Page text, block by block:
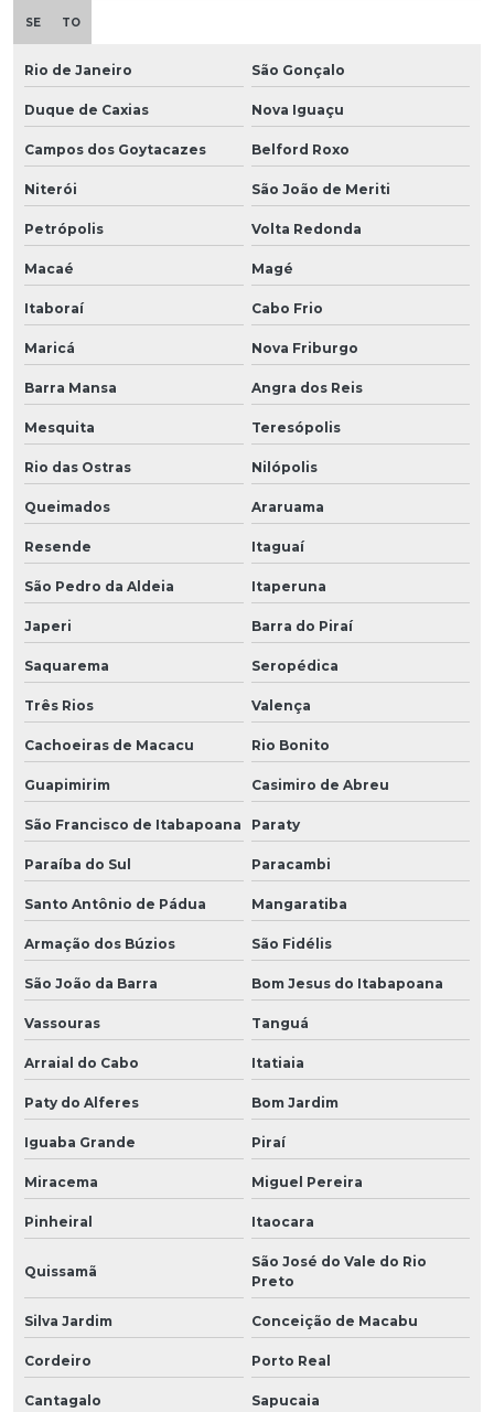
SE TO
Rio de Janeiro São Gonçalo
Duque de Caxias Nova Iguaçu
Campos dos Goytacazes Belford Roxo
Niterói São João de Meriti
Petrópolis Volta Redonda
Macaé Magé
Itaboraí Cabo Frio
Maricá Nova Friburgo
Barra Mansa Angra dos Reis
Mesquita Teresópolis
Rio das Ostras Nilópolis
Queimados Araruama
Resende Itaguaí
São Pedro da Aldeia Itaperuna
Japeri Barra do Piraí
Saquarema Seropédica
Três Rios Valença
Cachoeiras de Macacu Rio Bonito
Guapimirim Casimiro de Abreu
São Francisco de Itabapoana Paraty
Paraíba do Sul Paracambi
Santo Antônio de Pádua Mangaratiba
Armação dos Búzios São Fidélis
São João da Barra Bom Jesus do Itabapoana
Vassouras Tanguá
Arraial do Cabo Itatiaia
Paty do Alferes Bom Jardim
Iguaba Grande Piraí
Miracema Miguel Pereira
Pinheiral Itaocara
Quissamã
São José do Vale do Rio
Preto
Silva Jardim Conceição de Macabu
Cordeiro Porto Real
Cantagalo Sapucaia